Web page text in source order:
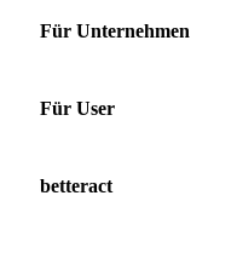
Für Unternehmen
Für User
betteract